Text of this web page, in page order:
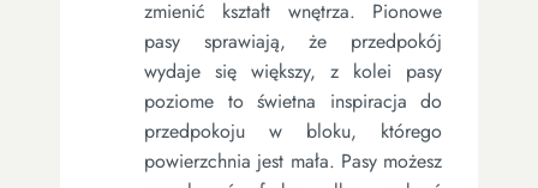
zmienić kształt wnętrza. Pionowe
pasy sprawiają, że przedpokój
wydaje się większy, z kolei pasy
poziome to świetna inspiracja do
przedpokoju w bloku, którego
powierzchnia jest mała. Pasy możesz